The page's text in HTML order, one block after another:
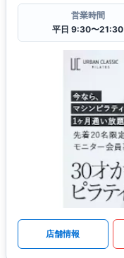
営業時間
平日 9:30〜21:30
店舗情報